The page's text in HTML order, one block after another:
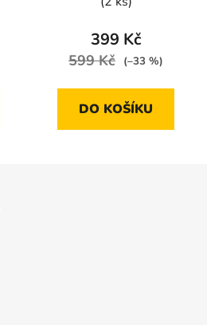
399 Kč
599 Kč (–33 %)
DO KOŠÍKU